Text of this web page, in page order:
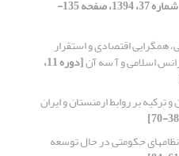
[دوره 11، شماره 37، 1394، صفحه 135-
همگرایی اقتصادی و استقرار
اسلامی و آ سه آن [دوره 11،
ترکیه بر روابط ارمنستان و ایران
حکومتی در حال توسعه